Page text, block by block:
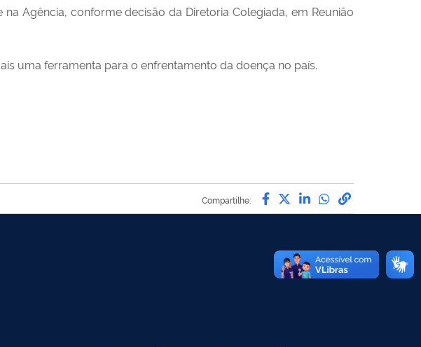
Agência, conforme decisão da Diretoria Colegiada, em Reunião
uma ferramenta para o enfrentamento da doença no país.
Compartilhe: Compartilhe por
Compartilhe por
Compartilhe por
Compartilhe
link para